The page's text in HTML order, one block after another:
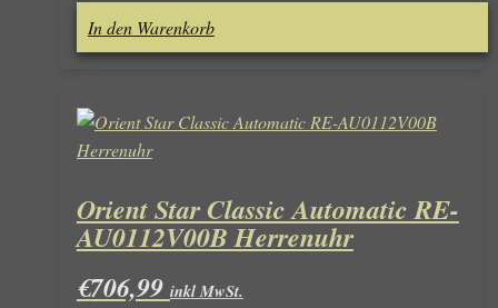
In den Warenkorb
Orient Star Classic Automatic RE-
AU0112V00B Herrenuhr
€706,99 inkl MwSt.